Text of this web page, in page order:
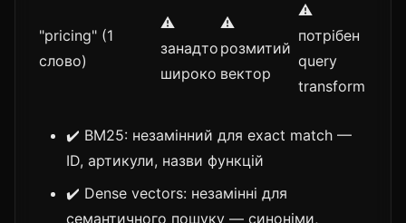
"pricing" (1
слово)
⚠️
занадто
широко
⚠️
розмитий
вектор
⚠️
потрібен
query
transform
✔️ BM25: незамінний для exact match —
ID, артикули, назви функцій
✔️ Dense vectors: незамінні для
семантичного пошуку — синоніми,